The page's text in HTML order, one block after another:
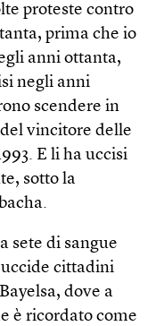
proteste contro
prima che io
anni ottanta,
negli anni
scendere in
vincitore delle
E li ha uccisi
sotto la
sete di sangue
cittadini
dove a
è ricordato come